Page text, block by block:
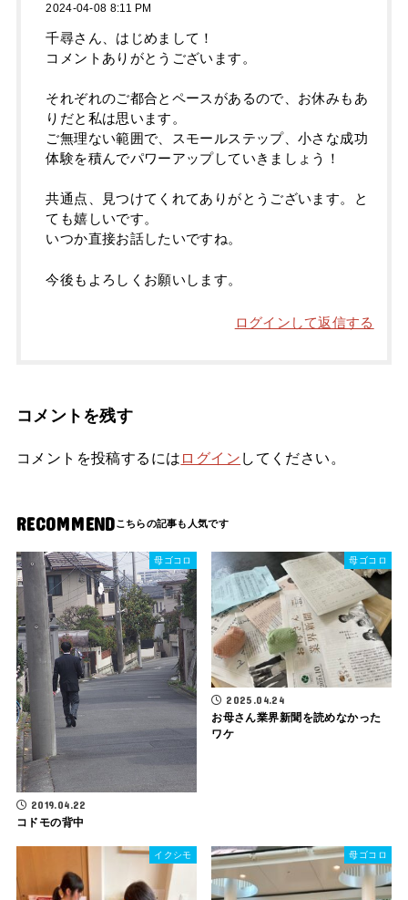
2024-04-08 8:11 PM
千尋さん、はじめまして！
コメントありがとうございます。
それぞれのご都合とペースがあるので、お休みもあ
りだと私は思います。
ご無理ない範囲で、スモールステップ、小さな成功
体験を積んでパワーアップしていきましょう！
共通点、見つけてくれてありがとうございます。と
ても嬉しいです。
いつか直接お話したいですね。
今後もよろしくお願いします。
ログインして返信する
コメントを残す
コメントを投稿するには ログイン してください。
RECOMMEND
母ゴコロ
2019.04.22
コドモの背中
母ゴコロ
2025.04.24
お母さん業界新聞を読めなかった
ワケ
イクシモ 母ゴコロ